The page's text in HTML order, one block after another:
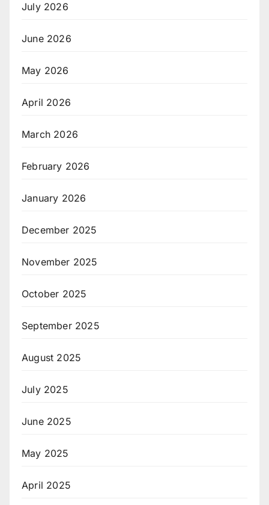
July 2026
June 2026
May 2026
April 2026
March 2026
February 2026
January 2026
December 2025
November 2025
October 2025
September 2025
August 2025
July 2025
June 2025
May 2025
April 2025